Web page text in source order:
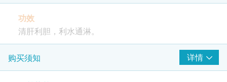
功效
清肝利胆，利水通淋。
中成药注册编号: HKP-15636
购买须知 详情